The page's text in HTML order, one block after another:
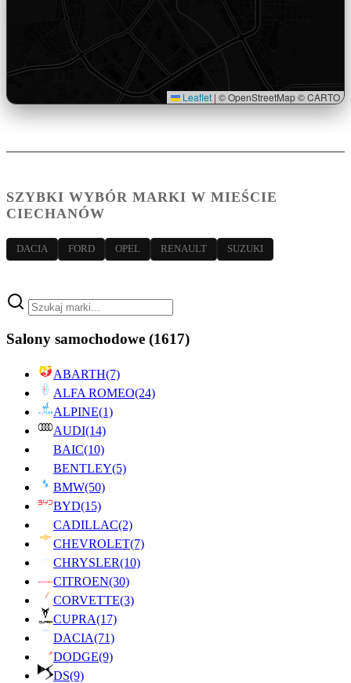
Leaflet | © OpenStreetMap © CARTO
SZYBKI WYBÓR MARKI W MIEŚCIE
CIECHANÓW
DACIA FORD OPEL RENAULT SUZUKI
Salony samochodowe (1617)
ABARTH(7)
ALFA ROMEO(24)
ALPINE(1)
AUDI(14)
BAIC(10)
BENTLEY(5)
BMW(50)
BYD(15)
CADILLAC(2)
CHEVROLET(7)
CHRYSLER(10)
CITROEN(30)
CORVETTE(3)
CUPRA(17)
DACIA(71)
DODGE(9)
DS(9)